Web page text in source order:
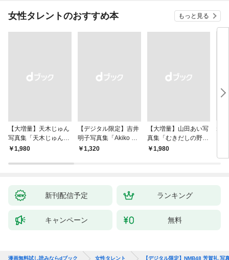
女性タレントのおすすめ本 もっと見る
【大増量】天木じゅん
写真集「天木じゅん大
爆発！」
￥1,980
【デジタル限定】吉井
明子写真集「Akiko エ
ピソード0－ZERO
￥1,320
【大増量】山田あい写
真集「むきだしの野
性」
￥1,980
ね
新刊配信予定 ランキング
キャンペーン 無料
漫画無料試し読みならdブック 女性タレント 【デジタル限定】NMB48 芳賀礼 写